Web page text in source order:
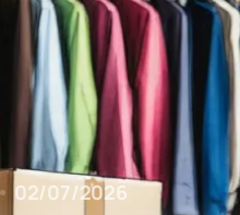
02/07/2026